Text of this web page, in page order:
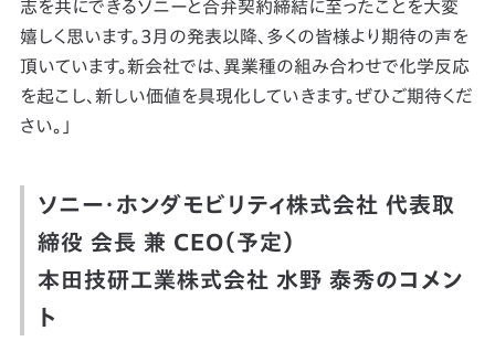
志を共にできるソニーと合弁契約締結に至ったことを大変
嬉しく思います。3月の発表以降、多くの皆様より期待の声を
頂いています。新会社では、異業種の組み合わせで化学反応
を起こし、新しい価値を具現化していきます。ぜひご期待くだ
さい。」
ソニー・ホンダモビリティ株式会社 代表取
締役 会長 兼 CEO（予定）
本田技研工業株式会社 水野 泰秀のコメン
ト